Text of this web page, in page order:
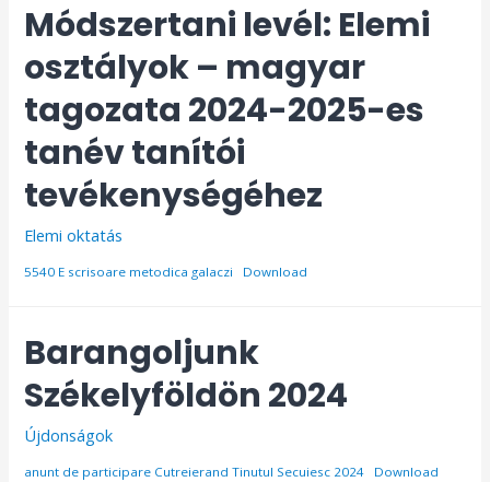
Módszertani levél: Elemi
osztályok – magyar
tagozata 2024-2025-es
tanév tanítói
tevékenységéhez
Elemi oktatás
5540 E scrisoare metodica galaczi Download
Barangoljunk
Székelyföldön 2024
Újdonságok
anunt de participare Cutreierand Tinutul Secuiesc 2024
Download